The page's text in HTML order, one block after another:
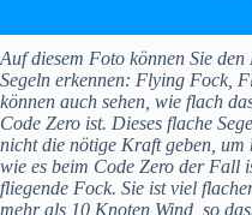
Auf diesem Foto können Sie
Segeln erkennen: Flying Fock,
können auch sehen, wie flach
Code Zero ist. Dieses flache
nicht die nötige Kraft geben, um
wie es beim Code Zero der Fall
fliegende Fock. Sie ist viel
mehr als 10 Knoten Wind, so